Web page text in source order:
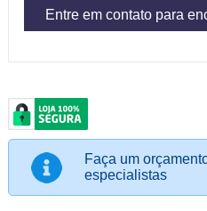
Entre em contato para
Faça um
especialistas